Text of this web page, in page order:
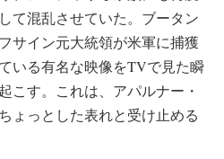
て混乱させていた。ブータン
サイン元大統領が米軍に捕獲
いる有名な映像をTVで見た瞬
こす。これは、アパルナー・
ょっとした表れと受け止める